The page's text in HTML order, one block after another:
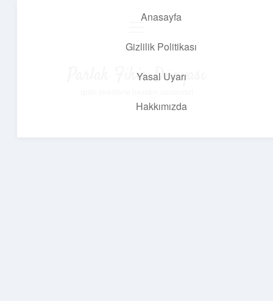
Anasayfa
Gizlilik Politikası
Yasal Uyarı
Hakkımızda
Parlak Fikir Dünyası